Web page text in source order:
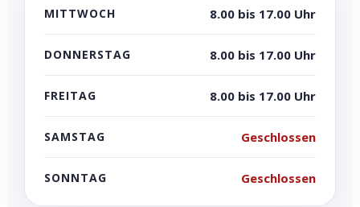
MITTWOCH 8.00 bis 17.00 Uhr
DONNERSTAG 8.00 bis 17.00 Uhr
FREITAG 8.00 bis 17.00 Uhr
SAMSTAG Geschlossen
SONNTAG Geschlossen